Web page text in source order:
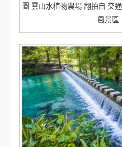
圖 雲山水植物農場 翻拍自 交
風景區